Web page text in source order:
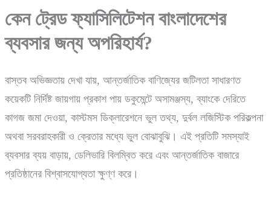
কেনট্রেডফ্যাসিলিটেশনবাংলাদেশের
ব্যবসারজন্যঅপরিহার্য?
বাস্তব অভিজ্ঞতায় দেখা যায়, আন্তর্জাতিক বাণিজ্যের জটিলতা সাধারণত
কয়েকটি নির্দিষ্ট জায়গায় প্রকাশ পায় ডকুমেন্টে অসামঞ্জস্য, ব্যাংকে দেরিতে
কাগজ জমা দেওয়া, কাস্টমস ডিক্লারেশনে ভুল তথ্য, দুর্বল লজিস্টিক পরিকল্পনা
অথবা সরবরাহকারী ও ক্রেতার মধ্যে ভুল বোঝাবুঝি। এই প্রতিটি সমস্যাই
ব্যবসার ব্যয় বাড়ায়, ডেলিভারি বিলম্বিত করে এবং আন্তর্জাতিক বাজারে
প্রতিষ্ঠানের বিশ্বাসযোগ্যতা ক্ষুণ্ণ করে।